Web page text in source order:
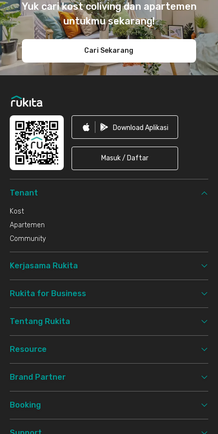
Yuk cari kost coliving dan apartemen
untukmu sekarang!
Cari Sekarang
Download Aplikasi
Masuk / Daftar
Tenant
Kost
Apartemen
Community
Kerjasama Rukita
Rukita for Business
Tentang Rukita
Resource
Brand Partner
Booking